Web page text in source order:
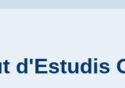
d'Estudis